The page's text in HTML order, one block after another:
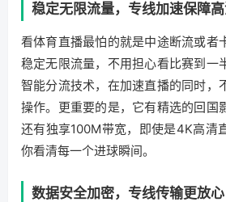
稳定无限流量，专线加速保障
看体育直播最怕的就是中途断流或者
稳定无限流量，不用担心看比赛到一
智能分流技术，在加速直播的同时，
操作。更重要的是，它有精选的回国
还有独享100M带宽，即使是4K高清
你看清每一个进球瞬间。
数据安全加密，专线传输更放心